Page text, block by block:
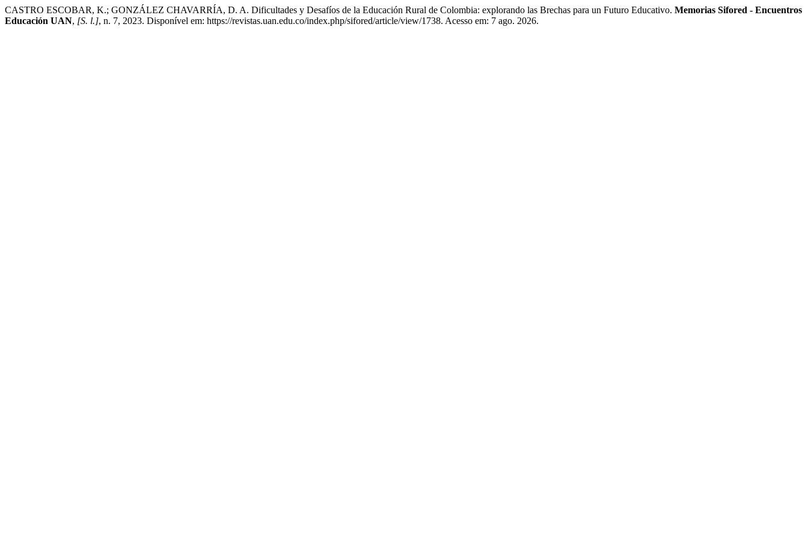
CASTRO ESCOBAR, K.; GONZÁLEZ CHAVARRÍA, D. A. Dificultades y Desafíos de la Educación Rural de Colombia: explorando las Brechas para un Futuro Educativo. Memorias Sifored - Encuentros
Educación UAN, [S. l.], n. 7, 2023. Disponível em: https://revistas.uan.edu.co/index.php/sifored/article/view/1738. Acesso em: 7 ago. 2026.